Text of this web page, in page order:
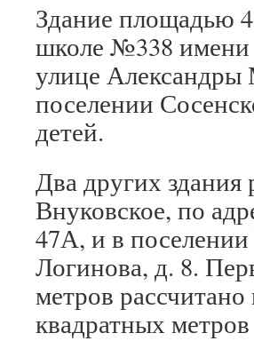
Здание площадью
школе №338 имени
улице Александры
поселении
детей.
Два других
Внуковское, по
47А, и в поселении
Логинова, д. 8.
метров
квадратных